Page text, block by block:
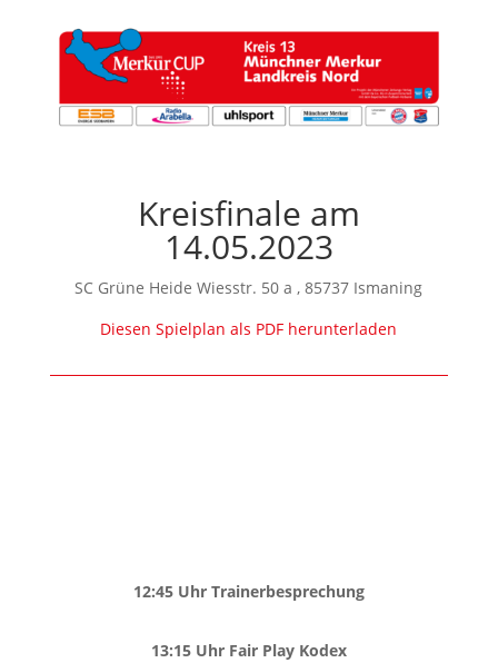
Kreisfinale am
14.05.2023
SC Grüne Heide Wiesstr. 50 a , 85737 Ismaning
Diesen Spielplan als PDF herunterladen
12:45 Uhr Trainerbesprechung
13:15 Uhr Fair Play Kodex